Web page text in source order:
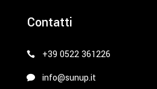
Contatti
+39 0522 361226
info@sunup.it